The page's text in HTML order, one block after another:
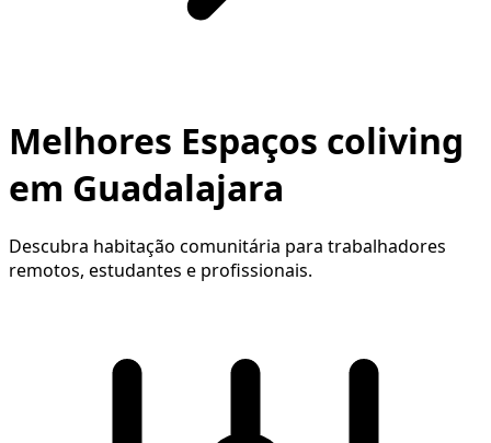
Melhores Espaços coliving
em Guadalajara
Descubra habitação comunitária para trabalhadores
remotos, estudantes e profissionais.